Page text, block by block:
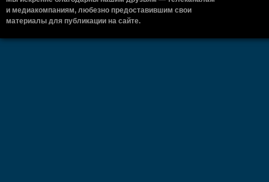
и медиакомпаниям, любезно предоставившим свои
материалы для публикации на сайте.